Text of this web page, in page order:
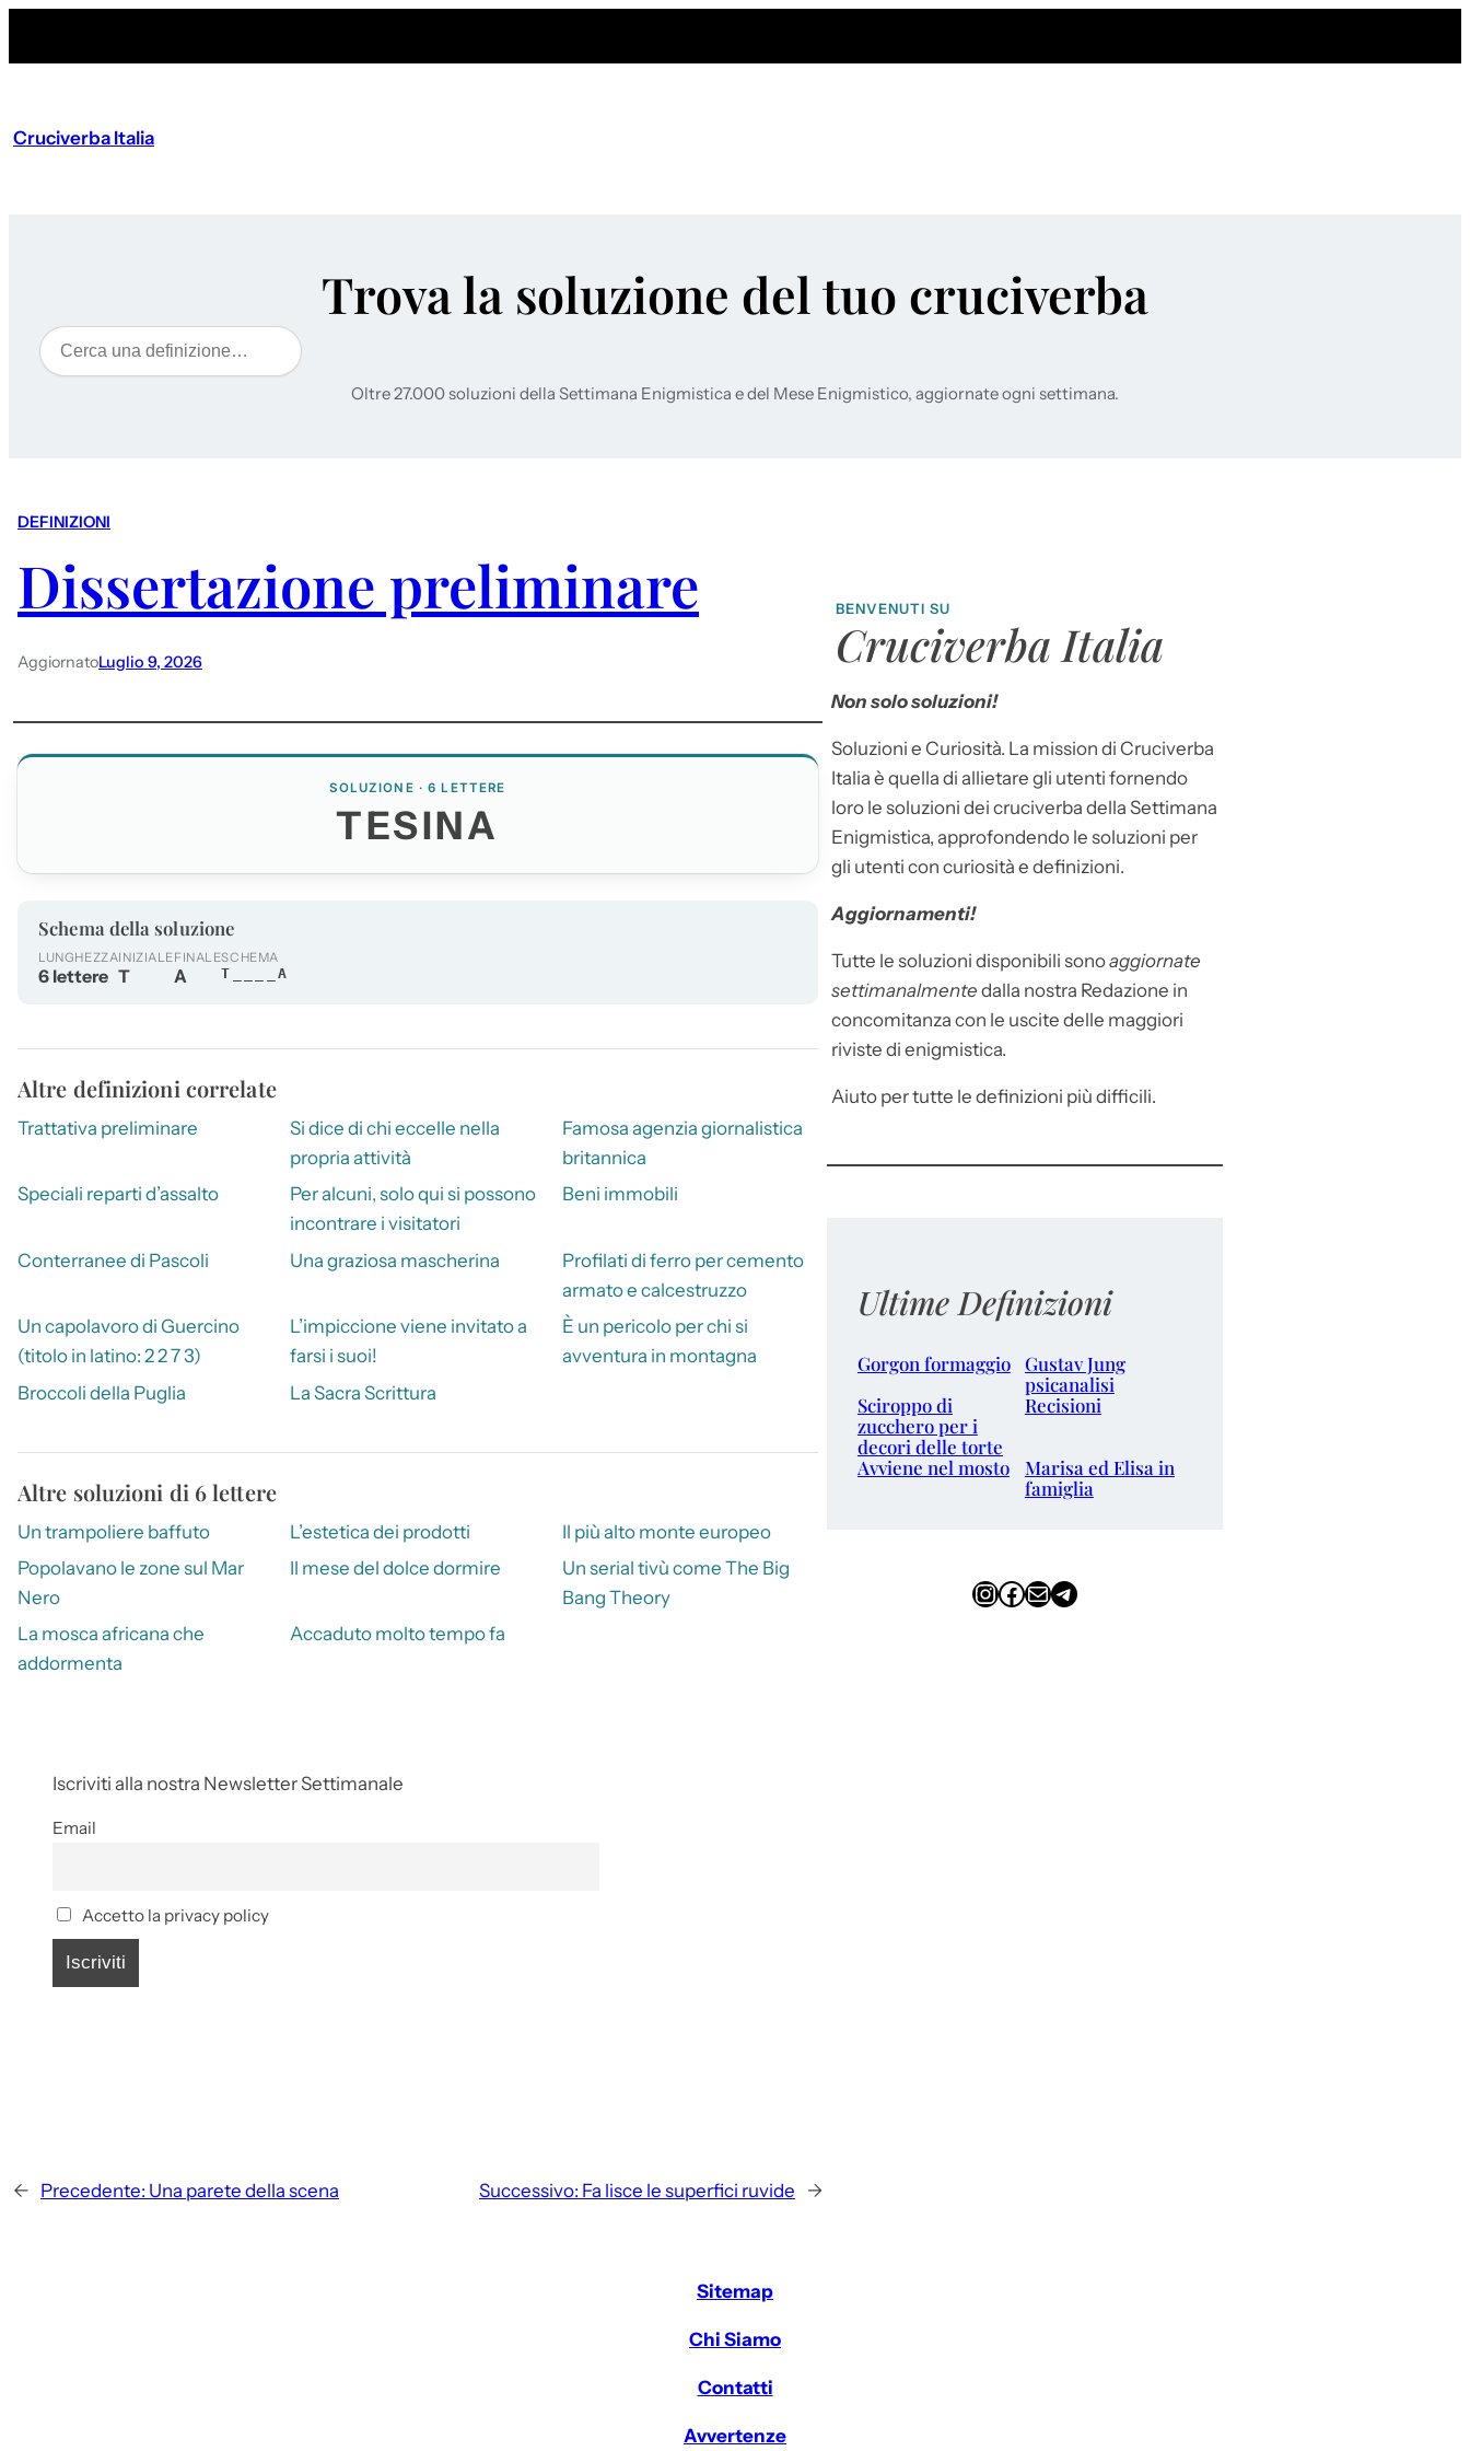
Cruciverba Italia
Trova la soluzione del tuo cruciverba
Cerca
Oltre 27.000 soluzioni della Settimana Enigmistica e del Mese Enigmistico, aggiornate ogni settimana.
DEFINIZIONI
Dissertazione preliminare
AggiornatoLuglio 9, 2026
SOLUZIONE · 6 LETTERE
TESINA
Schema della soluzione
LUNGHEZZA
6 lettere
INIZIALE
T
FINALE
A
SCHEMA
T____A
Altre definizioni correlate
Trattativa preliminare
Si dice di chi eccelle nella
propria attività
Famosa agenzia giornalistica
britannica
Speciali reparti d’assalto
Per alcuni, solo qui si possono
incontrare i visitatori
Beni immobili
Conterranee di Pascoli Una graziosa mascherina
Profilati di ferro per cemento
armato e calcestruzzo
Un capolavoro di Guercino
(titolo in latino: 2 2 7 3)
L’impiccione viene invitato a
farsi i suoi!
È un pericolo per chi si
avventura in montagna
Broccoli della Puglia
La Sacra Scrittura
Altre soluzioni di 6 lettere
Un trampoliere baffuto L’estetica dei prodotti
Il più alto monte europeo
Popolavano le zone sul Mar
Nero
Il mese del dolce dormire
Un serial tivù come The Big
Bang Theory
La mosca africana che
addormenta
Accaduto molto tempo fa
Iscriviti alla nostra Newsletter Settimanale
Email
Accetto la privacy policy
← Precedente: Una parete della scena Successivo: Fa lisce le superfici ruvide →
BENVENUTI SU
Cruciverba Italia
Non solo soluzioni!
Soluzioni e Curiosità. La mission di Cruciverba
Italia è quella di allietare gli utenti fornendo
loro le soluzioni dei cruciverba della Settimana
Enigmistica, approfondendo le soluzioni per
gli utenti con curiosità e definizioni.
Aggiornamenti!
Tutte le soluzioni disponibili sonoaggiornate
settimanalmente dalla nostra Redazione in
concomitanza con le uscite delle maggiori
riviste di enigmistica.
Aiuto per tutte le definizioni più difficili.
Ultime Definizioni
Gorgon formaggio Gustav Jung
psicanalisi
Sciroppo di
zucchero per i
decori delle torte
Recisioni
Avviene nel mosto
Marisa ed Elisa in
famiglia
InstagramFacebook Email Telegram
Sitemap
Chi Siamo
Contatti
Avvertenze